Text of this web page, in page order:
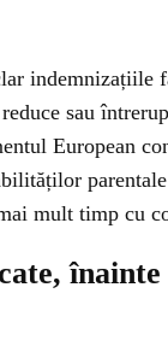
indemnizațiile
sau
European
mult timp cu
înainte